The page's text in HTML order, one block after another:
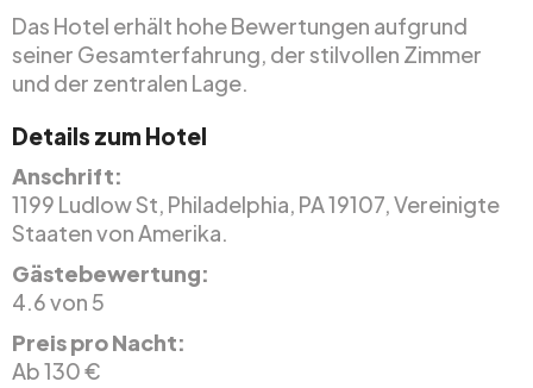
Das Hotel erhält hohe Bewertungen aufgrund
seiner Gesamterfahrung, der stilvollen Zimmer
und der zentralen Lage.
Details zum Hotel
Anschrift:
1199 Ludlow St, Philadelphia, PA 19107, Vereinigte
Staaten von Amerika.
Gästebewertung:
4.6 von 5
Preis pro Nacht:
Ab 130 €